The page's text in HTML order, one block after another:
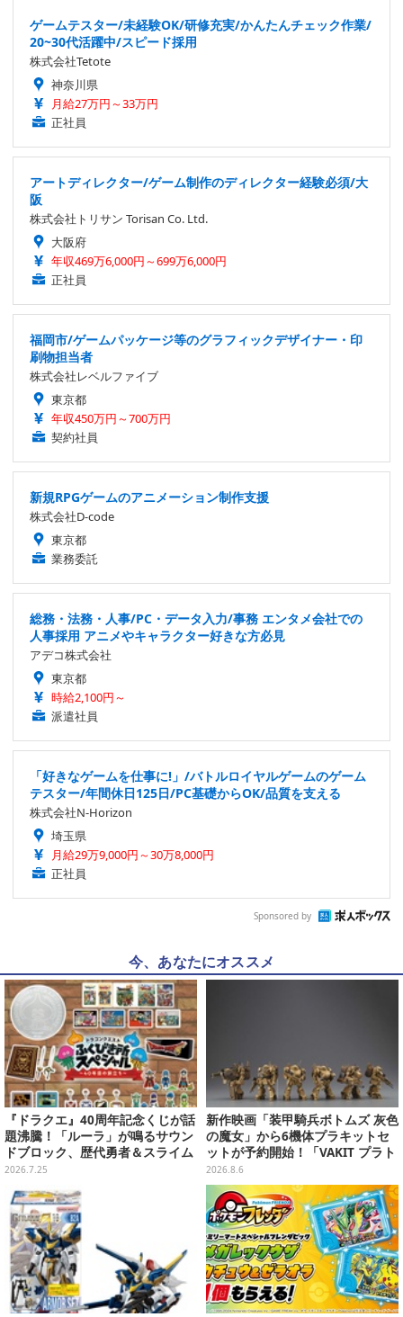
ゲームテスター/未経験OK/研修充実/かんたんチェック作業/
20~30代活躍中/スピード採用
株式会社Tetote
神奈川県
月給27万円～33万円
正社員
アートディレクター/ゲーム制作のディレクター経験必須/大
阪
株式会社トリサン Torisan Co. Ltd.
大阪府
年収469万6,000円～699万6,000円
正社員
福岡市/ゲームパッケージ等のグラフィックデザイナー・印
刷物担当者
株式会社レベルファイブ
東京都
年収450万円～700万円
契約社員
新規RPGゲームのアニメーション制作支援
株式会社D-code
東京都
業務委託
総務・法務・人事/PC・データ入力/事務 エンタメ会社での
人事採用 アニメやキャラクター好きな方必見
アデコ株式会社
東京都
時給2,100円～
派遣社員
「好きなゲームを仕事に!」/バトルロイヤルゲームのゲーム
テスター/年間休日125日/PC基礎からOK/品質を支える
株式会社N-Horizon
埼玉県
月給29万9,000円～30万8,000円
正社員
Sponsored by
今、あなたにオススメ
『ドラクエ』40周年記念くじが話
題沸騰！「ルーラ」が鳴るサウン
ドブロック、歴代勇者＆スライム
のフィギュアなど、シリーズを振
2026.7.25
新作映画「装甲騎兵ボトムズ 灰色
の魔女」から6機体プラキットセ
ットが予約開始！「VAKIT プラト
ーン」第1弾、各部関節可動仕様
2026.8.6